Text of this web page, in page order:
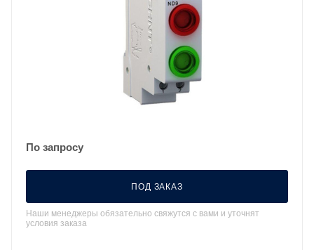
По запросу
ПОД ЗАКАЗ
Наши менеджеры обязательно свяжутся с вами и уточнят
условия заказа